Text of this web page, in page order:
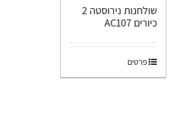
שולחנות נירוסטה 2
כיורים AC107
פרטים